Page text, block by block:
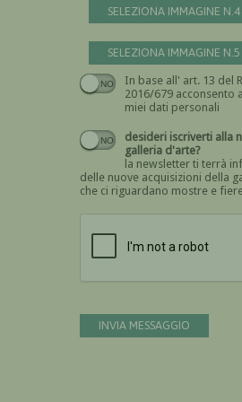
SELEZIONA IMMAGINE N.4
SELEZIONA IMMAGINE N.5
In base all' art. 13 del
2016/679 acconsento al trattamento
miei dati personali
desideri iscriverti alla
galleria d'arte?
la newsletter ti terrà
delle nuove acquisizioni della
che ci riguardano mostre e
INVIA MESSAGGIO